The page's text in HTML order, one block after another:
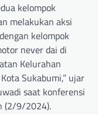
kelompok
melakukan aksi
kelompok
never dai di
Kelurahan
Sukabumi,” ujar
saat konferensi
(2/9/2024).